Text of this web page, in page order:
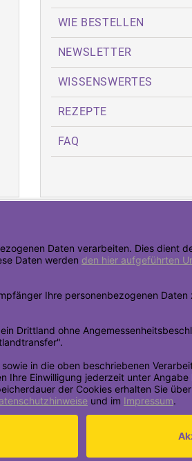
WIE BESTELLEN
NEWSLETTER
WISSENSWERTES
REZEPTE
FAQ